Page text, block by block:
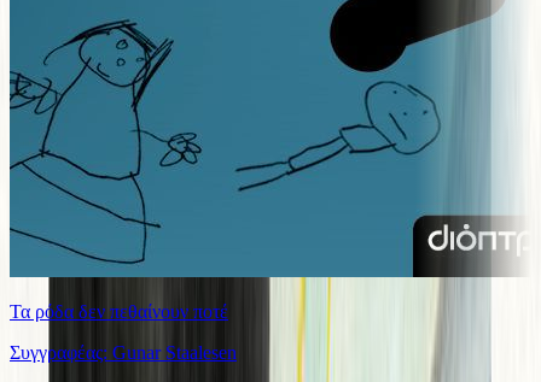
Τα ρόδα δεν πεθαίνουν ποτέ
Συγγραφέας: Gunar Staalesen